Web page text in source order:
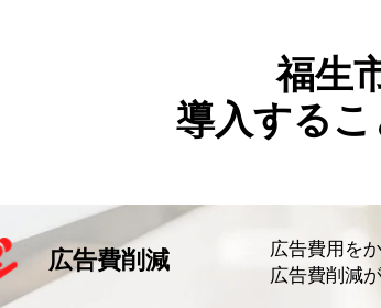
福生
導入する
広告費削減
広告費用を
広告費削減